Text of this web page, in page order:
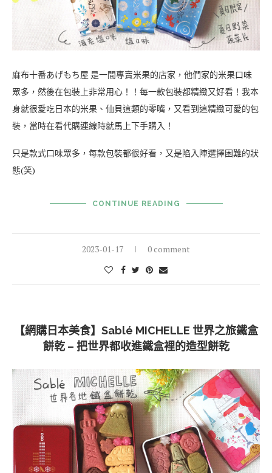
麻布十番あげもち屋 是一間專賣米果的店家，他們家的米果口味
眾多，然後在包裝上非常用心！！每一款包裝都精緻又好看！我本
身就很愛吃日本的米果、仙貝這類的零嘴，又看到這精緻可愛的包
裝，當時在看代購連線時就馬上下手購入！
只是款式口味眾多，每款包裝都很好看，又是陷入陣選擇困難的狀
態(笑)
CONTINUE READING
2023-01-17 0 comment
【網購日本美食】Sablé MICHELLE 世界之旅鐵盒
餅乾 – 把世界都收進鐵盒裡的造型餅乾